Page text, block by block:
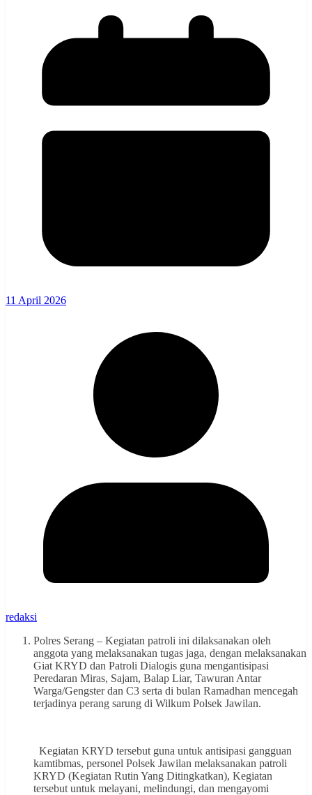
11 April 2026
redaksi
Polres Serang – Kegiatan patroli ini dilaksanakan oleh
anggota yang melaksanakan tugas jaga, dengan melaksanakan
Giat KRYD dan Patroli Dialogis guna mengantisipasi
Peredaran Miras, Sajam, Balap Liar, Tawuran Antar
Warga/Gengster dan C3 serta di bulan Ramadhan mencegah
terjadinya perang sarung di Wilkum Polsek Jawilan.
Kegiatan KRYD tersebut guna untuk antisipasi gangguan
kamtibmas, personel Polsek Jawilan melaksanakan patroli
KRYD (Kegiatan Rutin Yang Ditingkatkan), Kegiatan
tersebut untuk melayani, melindungi, dan mengayomi